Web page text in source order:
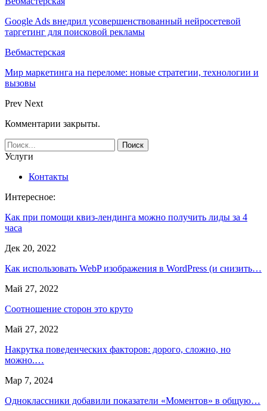
Google Ads внедрил усовершенствованный нейросетевой
таргетинг для поисковой рекламы
Вебмастерская
Мир маркетинга на переломе: новые стратегии, технологии и
вызовы
Prev Next
Комментарии закрыты.
Услуги
Контакты
Интересное:
Как при помощи квиз-лендинга можно получить лиды за 4
часа
Дек 20, 2022
Как использовать WebP изображения в WordPress (и снизить…
Май 27, 2022
Соотношение сторон это круто
Май 27, 2022
Накрутка поведенческих факторов: дорого, сложно, но
можно.…
Мар 7, 2024
Одноклассники добавили показатели «Моментов» в общую…